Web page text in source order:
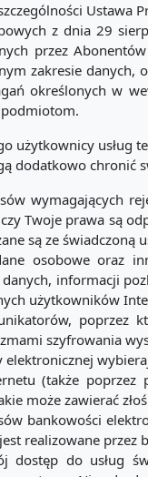
Ustawa
z dnia 29
przez
zakresie
określonych w
użytkownicy usług
dodatkowo chronić
wymagających
Twoje prawa są
są ze świadczoną
osobowe oraz
informacji
użytkowników
poprzez
szyfrowania
elektronicznej
(także poprzez
może zawierać
bankowości
realizowane przez
dostęp do usług